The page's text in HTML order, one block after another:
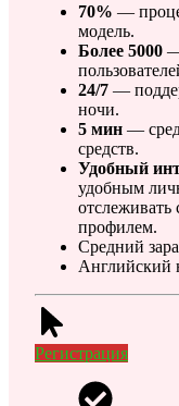
70% —
модель.
Более 5000
24/7 —
ночи.
5 мин —
средств.
Удобный
удобным
отслеживать
профилем.
Средний
Английский
Регистрация